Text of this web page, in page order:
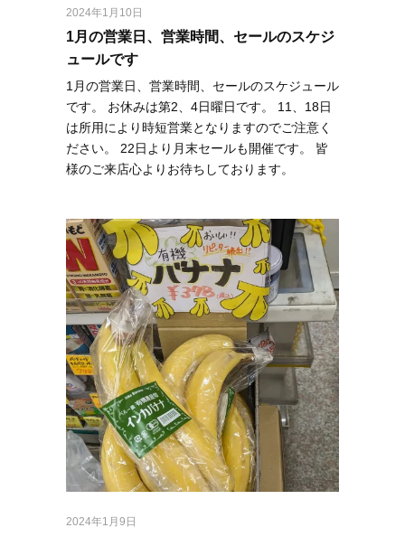
2024年1月10日
1月の営業日、営業時間、セールのスケジ
ュールです
1月の営業日、営業時間、セールのスケジュール
です。 お休みは第2、4日曜日です。 11、18日
は所用により時短営業となりますのでご注意く
ださい。 22日より月末セールも開催です。 皆
様のご来店心よりお待ちしております。
2024年1月9日